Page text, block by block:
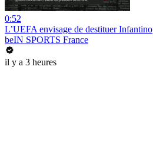
0:52
L’UEFA envisage de destituer Infantino
beIN SPORTS France
il y a 3 heures